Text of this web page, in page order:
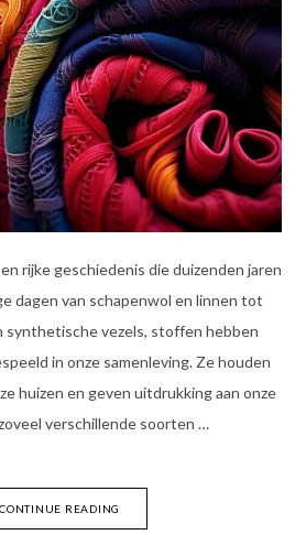
rijke geschiedenis die duizenden jaren
dagen van schapenwol en linnen tot
synthetische vezels, stoffen hebben
in onze samenleving. Ze houden
huizen en geven uitdrukking aan onze
verschillende soorten …
CONTINUE READING